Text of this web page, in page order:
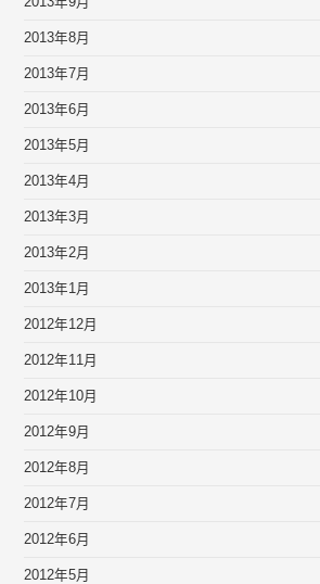
2013年8月
2013年7月
2013年6月
2013年5月
2013年4月
2013年3月
2013年2月
2013年1月
2012年12月
2012年11月
2012年10月
2012年9月
2012年8月
2012年7月
2012年6月
2012年5月